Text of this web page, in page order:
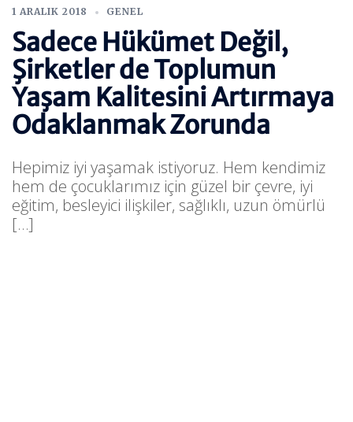
1 ARALIK 2018 GENEL
Sadece Hükümet Değil,
Şirketler de Toplumun
Yaşam Kalitesini Artırmaya
Odaklanmak Zorunda
Hepimiz iyi yaşamak istiyoruz. Hem kendimiz
hem de çocuklarımız için güzel bir çevre, iyi
eğitim, besleyici ilişkiler, sağlıklı, uzun ömürlü
[…]